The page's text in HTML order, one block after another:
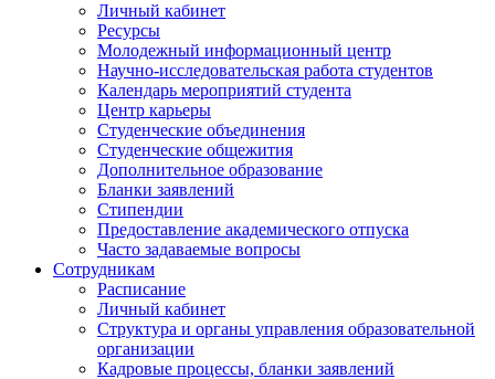
Личный кабинет
Ресурсы
Молодежный информационный центр
Научно-исследовательская работа студентов
Календарь мероприятий студента
Центр карьеры
Студенческие объединения
Студенческие общежития
Дополнительное образование
Бланки заявлений
Стипендии
Предоставление академического отпуска
Часто задаваемые вопросы
Сотрудникам
Расписание
Личный кабинет
Структура и органы управления образовательной
организации
Кадровые процессы, бланки заявлений